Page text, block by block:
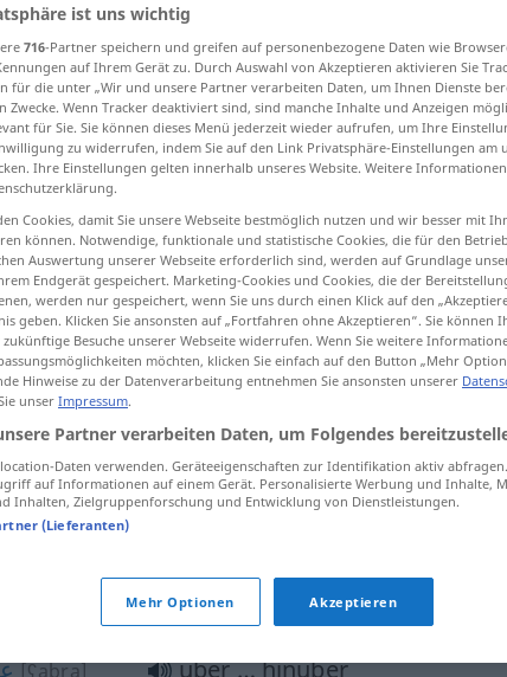
ʔaːxar] hinüber
UMG hinüber(kaputt) UMG
[ʕabra] über … hinüber
ist uns wichtig
716-Partner speichern und greifen auf personenbezogene Daten wie
auf Ihrem Gerät zu. Durch Auswahl von Akzeptieren aktivieren Sie
für die unter „Wir und unsere Partner verarbeiten Daten, um Ihnen Dienste
Zwecke. Wenn Tracker deaktiviert sind, sind manche Inhalte und Anzeigen
für Sie. Sie können dieses Menü jederzeit wieder aufrufen, um Ihre
zu widerrufen, indem Sie auf den Link Privatsphäre-Einstellungen am
Ihre Einstellungen gelten innerhalb unseres Website. Weitere
Cookies, damit Sie unsere Webseite bestmöglich nutzen und wir besser mit
können. Notwendige, funktionale und statistische Cookies, die für den
Auswertung unserer Webseite erforderlich sind, werden auf Grundlage
Endgerät gespeichert. Marketing-Cookies und Cookies, die der
werden nur gespeichert, wenn Sie uns durch einen Klick auf den
geben. Klicken Sie ansonsten auf „Fortfahren ohne Akzeptieren“. Sie können
Besuche unserer Webseite widerrufen. Wenn Sie weitere
möchten, klicken Sie einfach auf den Button „Mehr
Hinweise zu der Datenverarbeitung entnehmen Sie ansonsten unserer
unser Impressum.
Partner verarbeiten Daten, um Folgendes
Daten verwenden. Geräteeigenschaften zur Identifikation aktiv
auf Informationen auf einem Gerät. Personalisierte Werbung und Inhalte,
Inhalten, Zielgruppenforschung und Entwicklung von Dienstleistungen.
(Lieferanten)
Mehr Optionen Akzeptieren